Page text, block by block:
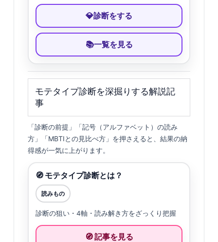
💎診断をする
📚一覧を見る
モテタイプ診断を深掘りする解説記
事
「診断の前提」「記号（アルファベット）の読み
方」「MBTIとの見比べ方」を押さえると、結果の納
得感が一気に上がります。
🧭 モテタイプ診断とは？
読みもの
診断の狙い・4軸・読み解き方をざっくり把握
🧭 記事を見る